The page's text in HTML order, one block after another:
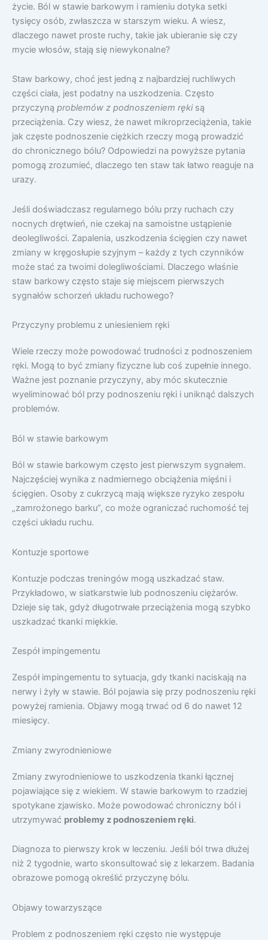
życie. Ból w stawie barkowym i ramieniu dotyka setki
tysięcy osób, zwłaszcza w starszym wieku. A wiesz,
dlaczego nawet proste ruchy, takie jak ubieranie się czy
mycie włosów, stają się niewykonalne?
Staw barkowy, choć jest jedną z najbardziej ruchliwych
części ciała, jest podatny na uszkodzenia. Często
przyczyną problemów z podnoszeniem rękisą
przeciążenia. Czy wiesz, że nawet mikroprzeciążenia, takie
jak częste podnoszenie ciężkich rzeczy mogą prowadzić
do chronicznego bólu? Odpowiedzi na powyższe pytania
pomogą zrozumieć, dlaczego ten staw tak łatwo reaguje na
urazy.
Jeśli doświadczasz regularnego bólu przy ruchach czy
nocnych drętwień, nie czekaj na samoistne ustąpienie
deolegliwości. Zapalenia, uszkodzenia ścięgien czy nawet
zmiany w kręgosłupie szyjnym – każdy z tych czynników
może stać za twoimi dolegliwościami. Dlaczego właśnie
staw barkowy często staje się miejscem pierwszych
sygnałów schorzeń układu ruchowego?
Przyczyny problemu z uniesieniem ręki
Wiele rzeczy może powodować trudności z podnoszeniem
ręki. Mogą to być zmiany fizyczne lub coś zupełnie innego.
Ważne jest poznanie przyczyny, aby móc skutecznie
wyeliminować ból przy podnoszeniu ręki i uniknąć dalszych
problemów.
Ból w stawie barkowym
Ból w stawie barkowym często jest pierwszym sygnałem.
Najczęściej wynika z nadmiernego obciążenia mięśni i
ścięgien. Osoby z cukrzycą mają większe ryzyko zespołu
„zamrożonego barku”, co może ograniczać ruchomość tej
części układu ruchu.
Kontuzje sportowe
Kontuzje podczas treningów mogą uszkadzać staw.
Przykładowo, w siatkarstwie lub podnoszeniu ciężarów.
Dzieje się tak, gdyż długotrwałe przeciążenia mogą szybko
uszkadzać tkanki miękkie.
Zespół impingementu
Zespół impingementu to sytuacja, gdy tkanki naciskają na
nerwy i żyły w stawie. Ból pojawia się przy podnoszeniu ręki
powyżej ramienia. Objawy mogą trwać od 6 do nawet 12
miesięcy.
Zmiany zwyrodnieniowe
Zmiany zwyrodnieniowe to uszkodzenia tkanki łącznej
pojawiające się z wiekiem. W stawie barkowym to rzadziej
spotykane zjawisko. Może powodować chroniczny ból i
utrzymywać problemy z podnoszeniem ręki.
Diagnoza to pierwszy krok w leczeniu. Jeśli ból trwa dłużej
niż 2 tygodnie, warto skonsultować się z lekarzem. Badania
obrazowe pomogą określić przyczynę bólu.
Objawy towarzyszące
Problem z podnoszeniem ręki często nie występuje